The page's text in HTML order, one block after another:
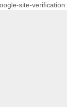
site-